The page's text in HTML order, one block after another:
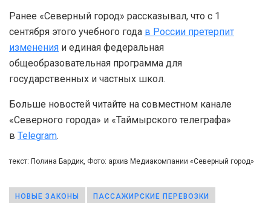
Ранее «Северный город» рассказывал, что с 1
сентября этого учебного года в России претерпит
изменения и единая федеральная
общеобразовательная программа для
государственных и частных школ.
Больше новостей читайте на совместном канале
«Северного города» и «Таймырского телеграфа»
в Telegram.
текст: Полина Бардик, Фото: архив Медиакомпании «Северный город»
НОВЫЕ ЗАКОНЫ ПАССАЖИРСКИЕ ПЕРЕВОЗКИ